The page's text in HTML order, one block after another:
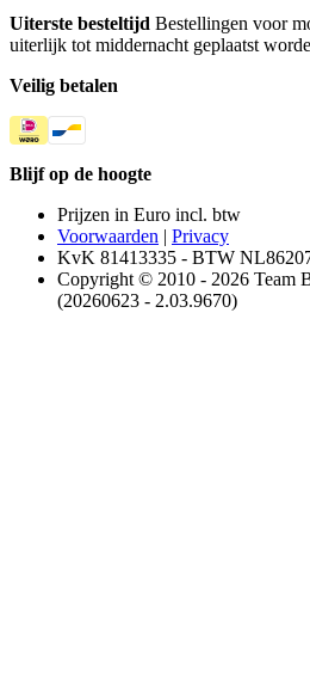
Uiterste besteltijd Bestellingen voor
uiterlijk tot middernacht geplaatst
Veilig betalen
Blijf op de hoogte
Prijzen in Euro incl. btw
Voorwaarden | Privacy
KvK 81413335 - BTW
Copyright © 2010 - 2026 Team
(20260623 - 2.03.9670)